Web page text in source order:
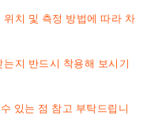
치 및 측정 방법에 따라 차
지 반드시 착용해 보시기
있는 점 참고 부탁드립니